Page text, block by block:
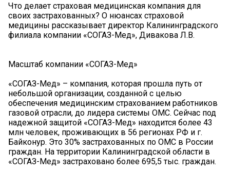
Что делает страховая медицинская компания для
своих застрахованных? О нюансах страховой
медицины рассказывает директор Калининградского
филиала компании «СОГАЗ-Мед», Дивакова Л.В.
Масштаб компании «СОГАЗ-Мед»
«СОГАЗ-Мед» – компания, которая прошла путь от
небольшой организации, созданной с целью
обеспечения медицинским страхованием работников
газовой отрасли, до лидера системы ОМС. Сейчас под
надежной защитой «СОГАЗ-Мед» находится более 43
млн человек, проживающих в 56 регионах РФ и г.
Байконур. Это 30% застрахованных по ОМС в России
граждан. На территории Калининградской области в
«СОГАЗ-Мед» застраховано более 695,5 тыс. граждан.